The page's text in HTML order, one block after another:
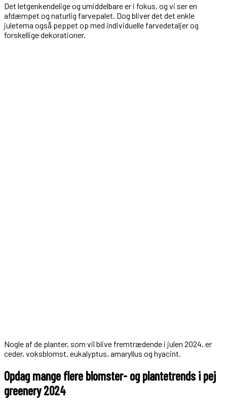
Det letgenkendelige og umiddelbare er i fokus, og vi ser en
afdæmpet og naturlig farvepalet. Dog bliver det det enkle
juletema også peppet op med individuelle farvedetaljer og
forskellige dekorationer.
Nogle af de planter, som vil blive fremtrædende i julen 2024, er
ceder, voksblomst, eukalyptus, amaryllus og hyacint.
Opdag mange flere blomster- og plantetrends i pej
greenery 2024